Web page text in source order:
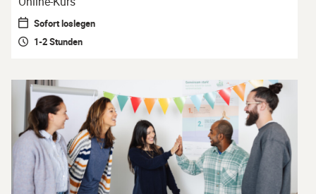
Sofort loslegen
1-2 Stunden